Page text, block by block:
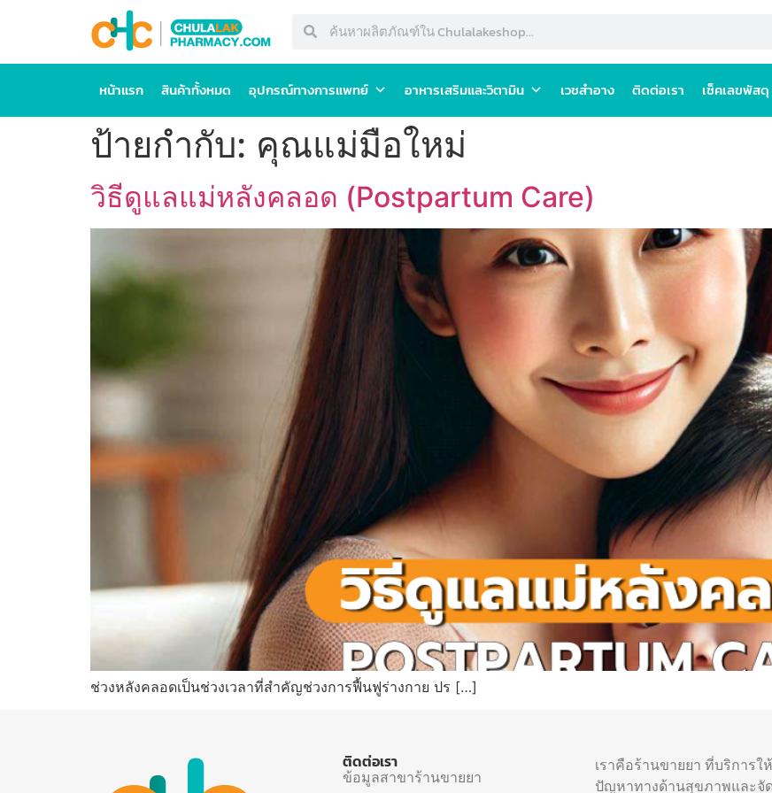
หน้าแรก สินค้าทั้งหมด อุปกรณ์ทางการแพทย์ อาหารเสริมและวิตามิน เวชสำอาง ติดต่อเรา เช็คเลขพัสดุ
ป้ายกำกับ: คุณแม่มือใหม่
วิธีดูแลแม่หลังคลอด (Postpartum Care)
ช่วงหลังคลอดเป็นช่วงเวลาที่สำคัญช่วงการฟื้นฟูร่างกาย ปร […]
ติดต่อเรา
ข้อมูลสาขาร้านขายยา
เราคือร้านขายยา ที่บริการใ
ปัญหาทางด้านสุขภาพและจั